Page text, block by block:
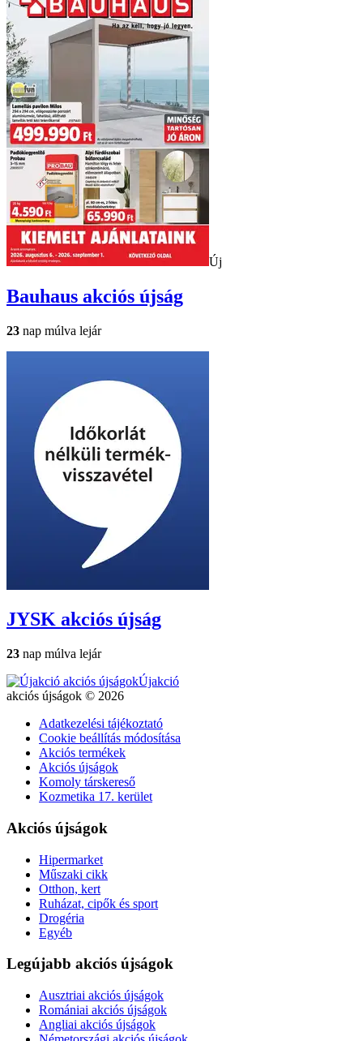
Új
Bauhaus akciós újság
23 nap múlva lejár
JYSK akciós újság
23 nap múlva lejár
Újakció
akciós újságok © 2026
Adatkezelési tájékoztató
Cookie beállítás módosítása
Akciós termékek
Akciós újságok
Komoly társkereső
Kozmetika 17. kerület
Akciós újságok
Hipermarket
Műszaki cikk
Otthon, kert
Ruházat, cipők és sport
Drogéria
Egyéb
Legújabb akciós újságok
Ausztriai akciós újságok
Romániai akciós újságok
Angliai akciós újságok